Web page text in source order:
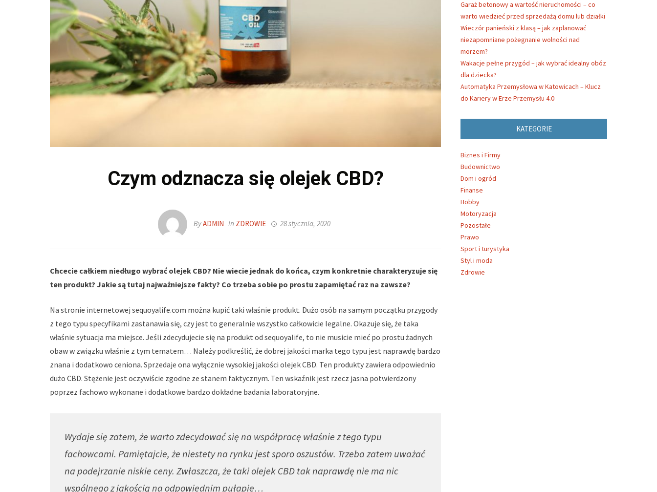
Czym odznacza się olejek CBD?
ByADMIN in ZDROWIE 28 stycznia, 2020
Chcecie całkiem niedługo wybrać olejek CBD? Nie wiecie jednak do końca, czym konkretnie charakteryzuje się
ten produkt? Jakie są tutaj najważniejsze fakty? Co trzeba sobie po prostu zapamiętać raz na zawsze?
Na stronie internetowej sequoyalife.com można kupić taki właśnie produkt. Dużo osób na samym początku przygody
z tego typu specyfikami zastanawia się, czy jest to generalnie wszystko całkowicie legalne. Okazuje się, że taka
właśnie sytuacja ma miejsce. Jeśli zdecydujecie się na produkt od sequoyalife, to nie musicie mieć po prostu żadnych
obaw w związku właśnie z tym tematem… Należy podkreślić, że dobrej jakości marka tego typu jest naprawdę bardzo
znana i dodatkowo ceniona. Sprzedaje ona wyłącznie wysokiej jakości olejek CBD. Ten produkty zawiera odpowiednio
dużo CBD. Stężenie jest oczywiście zgodne ze stanem faktycznym. Ten wskaźnik jest rzecz jasna potwierdzony
poprzez fachowo wykonane i dodatkowe bardzo dokładne badania laboratoryjne.
Wydaje się zatem, że warto zdecydować się na współpracę właśnie z tego typu
fachowcami. Pamiętajcie, że niestety na rynku jest sporo oszustów. Trzeba zatem uważać
na podejrzanie niskie ceny. Zwłaszcza, że taki olejek CBD tak naprawdę nie ma nic
wspólnego z jakością na odpowiednim pułapie…
Garaż betonowy a wartość nieruchomości – co
warto wiedzieć przed sprzedażą domu lub działki
Wieczór panieński z klasą – jak zaplanować
niezapomniane pożegnanie wolności nad
morzem?
Wakacje pełne przygód – jak wybrać idealny obóz
dla dziecka?
Automatyka Przemysłowa w Katowicach – Klucz
do Kariery w Erze Przemysłu 4.0
KATEGORIE
Biznes i Firmy
Budownictwo
Dom i ogród
Finanse
Hobby
Motoryzacja
Pozostałe
Prawo
Sport i turystyka
Styl i moda
Zdrowie